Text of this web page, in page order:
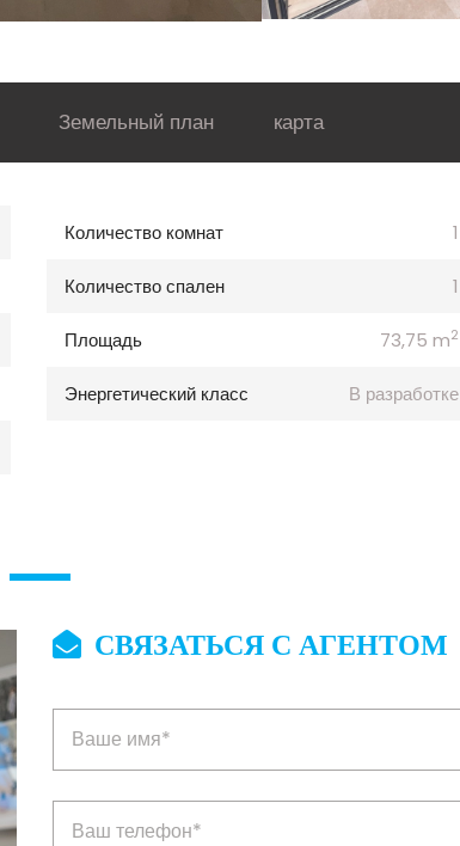
Земельный план карта
Количество комнат 1
Количество спален 1
Площадь 73,75 m2
Энергетический класс В разработке
СВЯЗАТЬСЯ С АГЕНТОМ